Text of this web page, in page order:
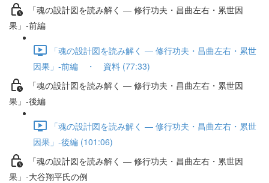
「魂の設計図を読み解く ― 修行功夫・昌曲左右・累世因
果」-前編
「魂の設計図を読み解く ― 修行功夫・昌曲左右・累世
因果」-前編 ・ 資料 (77:33)
「魂の設計図を読み解く ― 修行功夫・昌曲左右・累世因
果」-後編
「魂の設計図を読み解く ― 修行功夫・昌曲左右・累世
因果」-後編 (101:06)
「魂の設計図を読み解く ― 修行功夫・昌曲左右・累世因
果」-大谷翔平氏の例